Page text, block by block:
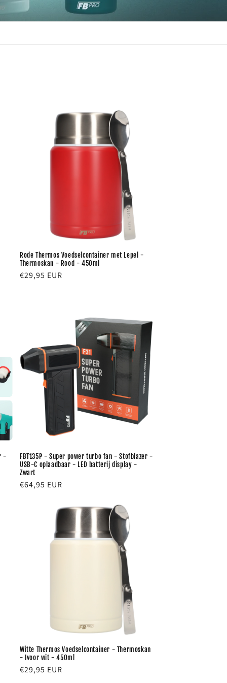
Rode Thermos Voedselcontainer met Lepel -
Thermoskan - Rood - 450ml
Normale
€29,95 EUR
-
FBT135P - Super power turbo fan - Stofblazer -
USB-C oplaadbaar - LED batterij display -
Zwart
Normale
€64,95 EUR
Witte Thermos Voedselcontainer - Thermoskan
- Ivoor wit - 450ml
Normale
€29,95 EUR